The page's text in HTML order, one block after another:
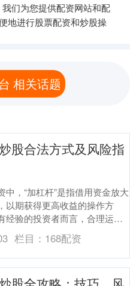
们为您提供配资网站和配
地进行股票配资和炒股操
相关话题
股合法方式及风险指
中，“加杠杆”是指借用资金放大
以期获得更高收益的操作方
经验的投资者而言，合理运用
升资金使用效率配资网站，但
着显....
栏目： 168配资